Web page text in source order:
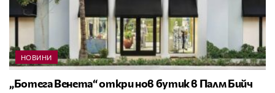
НОВИНИ
„Ботега Венета“ откри нов бутик в Палм Бийч